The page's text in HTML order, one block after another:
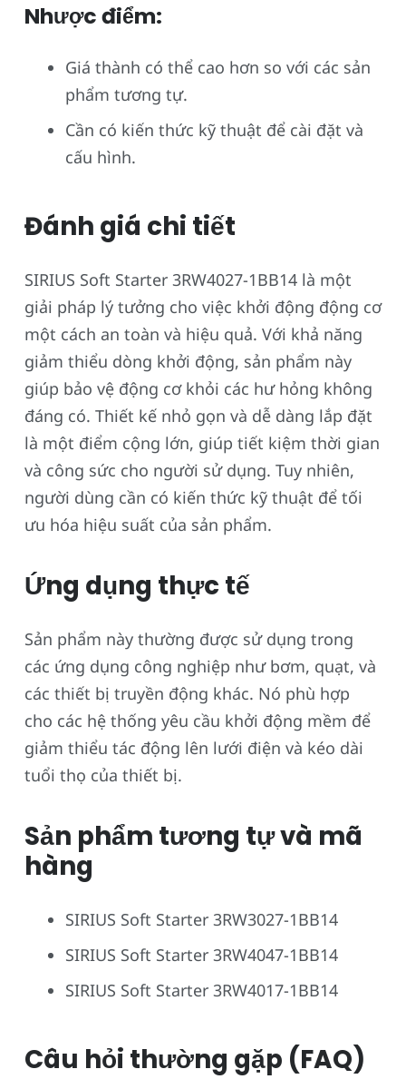
Nhược điểm:
Giá thành có thể cao hơn so với các sản
phẩm tương tự.
Cần có kiến thức kỹ thuật để cài đặt và
cấu hình.
Đánh giá chi tiết
SIRIUS Soft Starter 3RW4027-1BB14 là một
giải pháp lý tưởng cho việc khởi động động cơ
một cách an toàn và hiệu quả. Với khả năng
giảm thiểu dòng khởi động, sản phẩm này
giúp bảo vệ động cơ khỏi các hư hỏng không
đáng có. Thiết kế nhỏ gọn và dễ dàng lắp đặt
là một điểm cộng lớn, giúp tiết kiệm thời gian
và công sức cho người sử dụng. Tuy nhiên,
người dùng cần có kiến thức kỹ thuật để tối
ưu hóa hiệu suất của sản phẩm.
Ứng dụng thực tế
Sản phẩm này thường được sử dụng trong
các ứng dụng công nghiệp như bơm, quạt, và
các thiết bị truyền động khác. Nó phù hợp
cho các hệ thống yêu cầu khởi động mềm để
giảm thiểu tác động lên lưới điện và kéo dài
tuổi thọ của thiết bị.
Sản phẩm tương tự và mã
hàng
SIRIUS Soft Starter 3RW3027-1BB14
SIRIUS Soft Starter 3RW4047-1BB14
SIRIUS Soft Starter 3RW4017-1BB14
Câu hỏi thường gặp (FAQ)